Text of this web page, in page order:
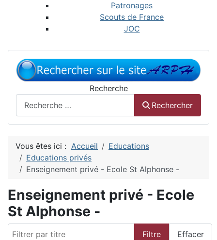
Patronages
Scouts de France
JOC
Recherche
Rechercher
Vous êtes ici : Accueil
Educations
Educations privés
Enseignement privé - Ecole St Alphonse -
Enseignement privé - Ecole
St Alphonse -
Filtre Effacer